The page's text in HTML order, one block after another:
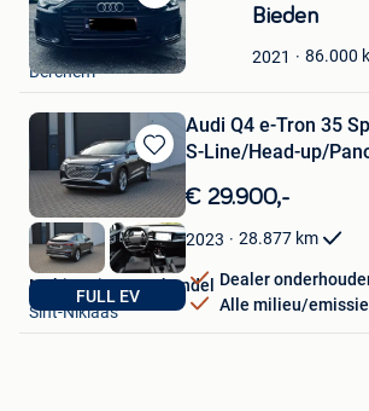
Bewaren
in
Favorieten
Bieden
2021 86.000
Saher Kowatli
Berchem
Bewaren
in
Mijn
Favorieten
FULL EV
Audi Q4 e-Tron 35
S-Line/Head-up/
€ 29.900,-
2023 28.877 km
Dealer
Alle milieu/
MobiMotion Autohandel
Sint-Niklaas